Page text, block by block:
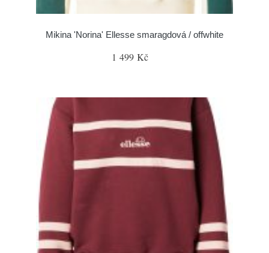
Mikina 'Norina' Ellesse smaragdová / offwhite
1 499 Kč